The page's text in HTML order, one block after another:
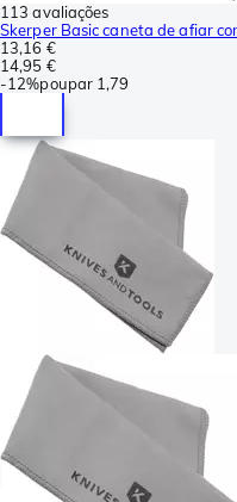
113 avaliações
Skerper Basic caneta de afiar
13,16 €
14,95 €
-12%poupar 1,79